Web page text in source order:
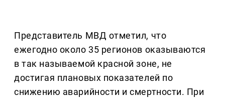
Представитель МВД отметил, что
ежегодно около 35 регионов оказываются
в так называемой красной зоне, не
достигая плановых показателей по
снижению аварийности и смертности. При